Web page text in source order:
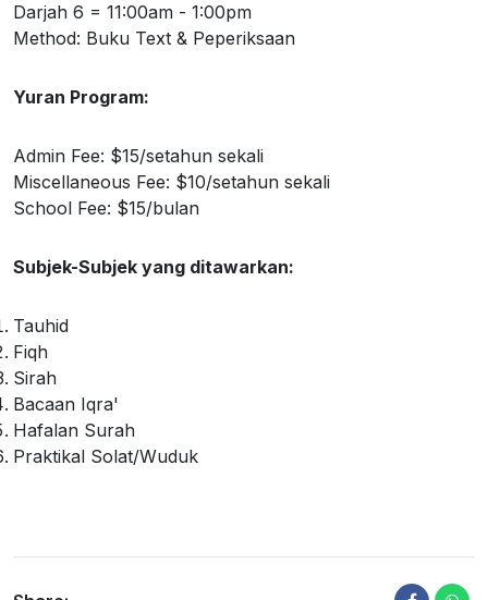
Darjah 6 = 11:00am - 1:00pm
Method: Buku Text & Peperiksaan
Yuran Program:
Admin Fee: $15/setahun sekali
Miscellaneous Fee: $10/setahun sekali
School Fee: $15/bulan
Subjek-Subjek yang ditawarkan:
Tauhid
Fiqh
Sirah
Bacaan Iqra'
Hafalan Surah
Praktikal Solat/Wuduk